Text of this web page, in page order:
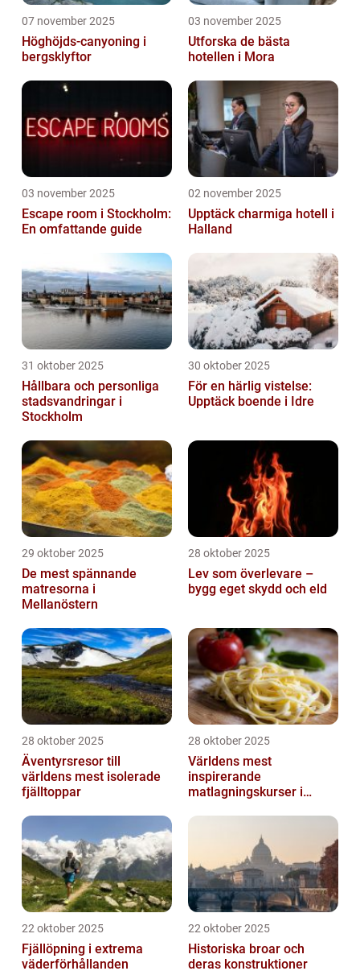
07 november 2025
Höghöjds-canyoning i
bergsklyftor
03 november 2025
Utforska de bästa
hotellen i Mora
03 november 2025
Escape room i Stockholm:
En omfattande guide
02 november 2025
Upptäck charmiga hotell i
Halland
31 oktober 2025
Hållbara och personliga
stadsvandringar i
Stockholm
30 oktober 2025
För en härlig vistelse:
Upptäck boende i Idre
29 oktober 2025
De mest spännande
matresorna i
Mellanöstern
28 oktober 2025
Lev som överlevare –
bygg eget skydd och eld
28 oktober 2025
Äventyrsresor till
världens mest isolerade
fjälltoppar
28 oktober 2025
Världens mest
inspirerande
matlagningskurser i
22 oktober 2025
Fjällöpning i extrema
väderförhållanden
22 oktober 2025
Historiska broar och
deras konstruktioner